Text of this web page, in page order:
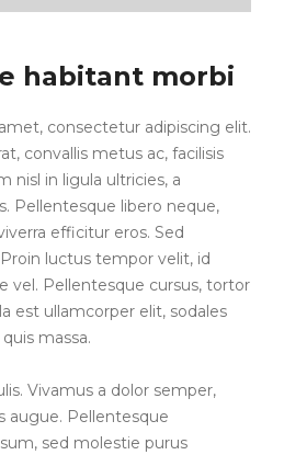
habitant morbi
consectetur adipiscing elit.
convallis metus ac, facilisis
nisl in ligula ultricies, a
Pellentesque libero neque,
efficitur eros. Sed
luctus tempor velit, id
vel. Pellentesque cursus, tortor
est ullamcorper elit, sodales
massa.
Vivamus a dolor semper,
augue. Pellentesque
sed molestie purus